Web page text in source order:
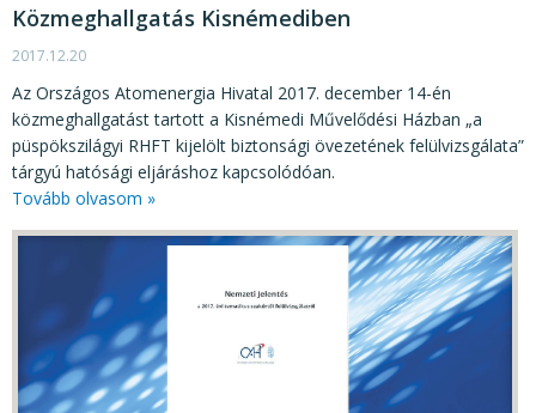
Közmeghallgatás Kisnémediben
2017.12.20
Az Országos Atomenergia Hivatal 2017. december 14-én
közmeghallgatást tartott a Kisnémedi Művelődési Házban „a
püspökszilágyi RHFT kijelölt biztonsági övezetének felülvizsgálata”
tárgyú hatósági eljáráshoz kapcsolódóan.
Tovább olvasom »